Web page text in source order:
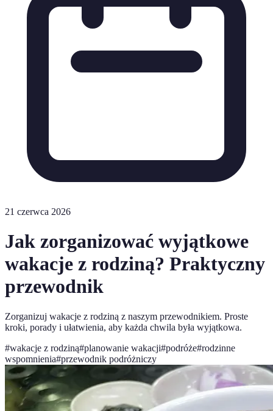
21 czerwca 2026
Jak zorganizować wyjątkowe
wakacje z rodziną? Praktyczny
przewodnik
Zorganizuj wakacje z rodziną z naszym przewodnikiem. Proste
kroki, porady i ułatwienia, aby każda chwila była wyjątkowa.
#wakacje z rodziną#planowanie wakacji#podróże#rodzinne
wspomnienia#przewodnik podróżniczy